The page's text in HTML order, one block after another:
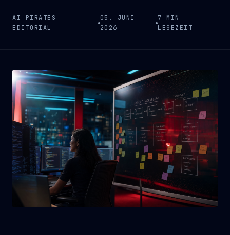
AI PIRATES
EDITORIAL
05. JUNI
2026
7 MIN
LESEZEIT